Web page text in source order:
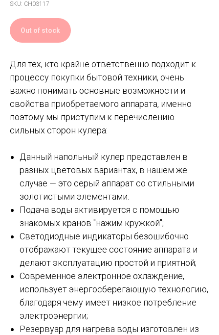
SKU: CH03117
Out of stock
Для тех, кто крайне ответственно подходит к
процессу покупки бытовой техники, очень
важно понимать основные возможности и
свойства приобретаемого аппарата, именно
поэтому мы приступим к перечислению
сильных сторон кулера:
Данный напольный кулер представлен в
разных цветовых вариантах, в нашем же
случае — это серый аппарат со стильными
золотистыми элементами.
Подача воды активируется с помощью
знакомых кранов "нажим кружкой";
Светодиодные индикаторы безошибочно
отображают текущее состояние аппарата и
делают эксплуатацию простой и приятной;
Современное электронное охлаждение,
использует энергосберегающую технологию,
благодаря чему имеет низкое потребление
электроэнергии;
Резервуар для нагрева воды изготовлен из